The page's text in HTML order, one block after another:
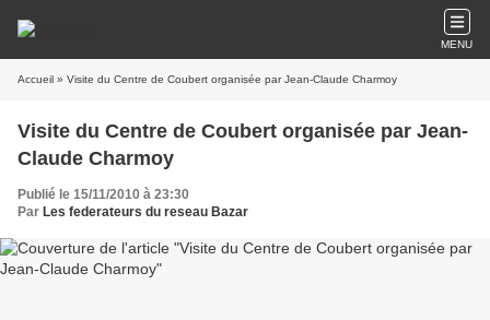
MENU
Accueil » Visite du Centre de Coubert organisée par Jean-Claude Charmoy
Visite du Centre de Coubert organisée par Jean-
Claude Charmoy
Publié le 15/11/2010 à 23:30
Par Les federateurs du reseau Bazar